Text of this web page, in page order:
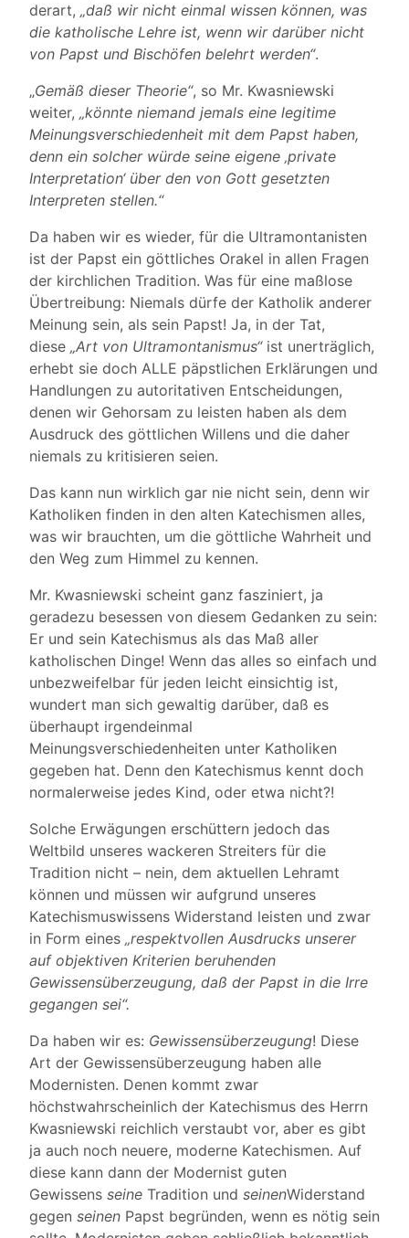
derart, „daß wir nicht einmal wissen können, was
die katholische Lehre ist, wenn wir darüber nicht
von Papst und Bischöfen belehrt werden“.
„Gemäß dieser Theorie“, so Mr. Kwasniewski
weiter, „könnte niemand jemals eine legitime
Meinungsverschiedenheit mit dem Papst haben,
denn ein solcher würde seine eigene ‚private
Interpretation‘ über den von Gott gesetzten
Interpreten stellen.“
Da haben wir es wieder, für die Ultramontanisten
ist der Papst ein göttliches Orakel in allen Fragen
der kirchlichen Tradition. Was für eine maßlose
Übertreibung: Niemals dürfe der Katholik anderer
Meinung sein, als sein Papst! Ja, in der Tat,
diese „Art von Ultramontanismus“ist unerträglich,
erhebt sie doch ALLE päpstlichen Erklärungen und
Handlungen zu autoritativen Entscheidungen,
denen wir Gehorsam zu leisten haben als dem
Ausdruck des göttlichen Willens und die daher
niemals zu kritisieren seien.
Das kann nun wirklich gar nie nicht sein, denn wir
Katholiken finden in den alten Katechismen alles,
was wir brauchten, um die göttliche Wahrheit und
den Weg zum Himmel zu kennen.
Mr. Kwasniewski scheint ganz fasziniert, ja
geradezu besessen von diesem Gedanken zu sein:
Er und sein Katechismus als das Maß aller
katholischen Dinge! Wenn das alles so einfach und
unbezweifelbar für jeden leicht einsichtig ist,
wundert man sich gewaltig darüber, daß es
überhaupt irgendeinmal
Meinungsverschiedenheiten unter Katholiken
gegeben hat. Denn den Katechismus kennt doch
normalerweise jedes Kind, oder etwa nicht?!
Solche Erwägungen erschüttern jedoch das
Weltbild unseres wackeren Streiters für die
Tradition nicht – nein, dem aktuellen Lehramt
können und müssen wir aufgrund unseres
Katechismuswissens Widerstand leisten und zwar
in Form eines „respektvollen Ausdrucks unserer
auf objektiven Kriterien beruhenden
Gewissensüberzeugung, daß der Papst in die Irre
gegangen sei“.
Da haben wir es: Gewissensüberzeugung! Diese
Art der Gewissensüberzeugung haben alle
Modernisten. Denen kommt zwar
höchstwahrscheinlich der Katechismus des Herrn
Kwasniewski reichlich verstaubt vor, aber es gibt
ja auch noch neuere, moderne Katechismen. Auf
diese kann dann der Modernist guten
Gewissens seine Tradition und seinenWiderstand
gegen seinen Papst begründen, wenn es nötig sein